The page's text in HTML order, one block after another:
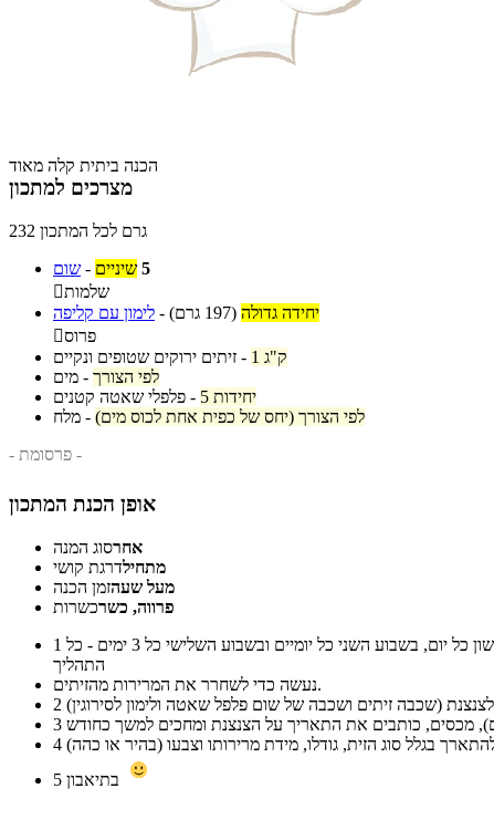
הכנה ביתית קלה מאוד
מצרכים למתכון
232 גרם לכל המתכון
שום - 5 שיניים
שלמות
לימון עם קליפה - יחידה גדולה (197 גרם)
פרוס
זיתים ירוקים שטופים ונקיים -
1 ק"ג
מים - לפי הצורך
פלפלי שאטה קטנים -
5 יחידות
מלח - לפי הצורך (יחס של כפית אחת לכוס מים)
- פרסומת -
אופן הכנת המתכון
אחרסוג המנה
מתחילדרגת קושי
מעל שעהזמן הכנה
פרווה, כשרכשרות
1
התהליך
נעשה כדי לשחרר את המרירות מהזיתים.
2
3
4
5